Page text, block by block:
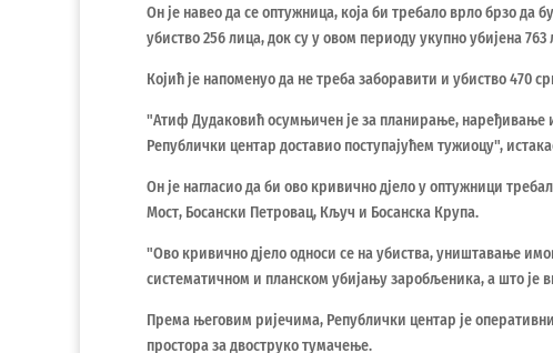
Он је навео да се оптужница, која би требало врло брзо да
убиство 256 лица, док су у овом периоду укупно убијена 763
Којић је напоменуо да не треба заборавити и убиство 470
"Атиф Дудаковић осумњичен је за планирање, наређивање и
Републички центар доставио поступајућем тужиоцу",
Он је нагласио да би ово кривично дјело у оптужници
Мост, Босански Петровац, Кључ и Босанска Крупа.
"Ово кривично дјело односи се на убиства, уништавање
систематичном и планском убијању заробљеника, а што је
Према његовим ријечима, Републички центар је
простора за двоструко тумачење.